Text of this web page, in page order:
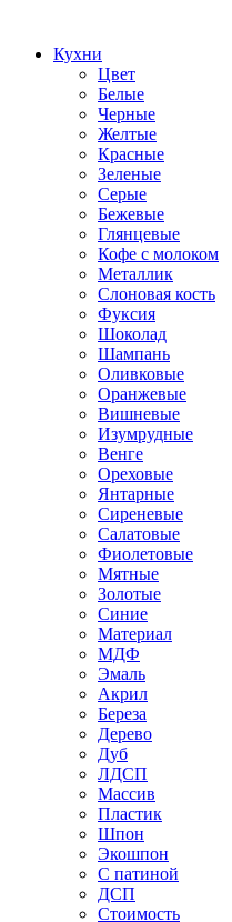
Кухни
Цвет
Белые
Черные
Желтые
Красные
Зеленые
Серые
Бежевые
Глянцевые
Кофе с молоком
Металлик
Слоновая кость
Фуксия
Шоколад
Шампань
Оливковые
Оранжевые
Вишневые
Изумрудные
Венге
Ореховые
Янтарные
Сиреневые
Салатовые
Фиолетовые
Мятные
Золотые
Синие
Материал
МДФ
Эмаль
Акрил
Береза
Дерево
Дуб
ЛДСП
Массив
Пластик
Шпон
Экошпон
С патиной
ДСП
Стоимость